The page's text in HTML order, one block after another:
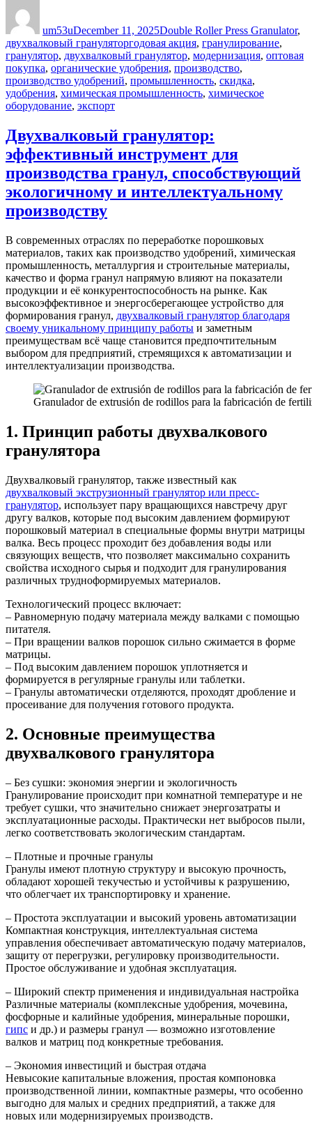
um53uDecember 11, 2025Double Roller Press Granulator,
двухвалковый грануляторTags
годовая акция, гранулирование,
гранулятор, двухвалковый гранулятор, модернизация, оптовая
покупка, органические удобрения, производство,
производство удобрений, промышленность, скидка,
удобрения, химическая промышленность, химическое
оборудование, экспорт
Двухвалковый гранулятор:
эффективный инструмент для
производства гранул, способствующий
экологичному и интеллектуальному
производству
В современных отраслях по переработке порошковых
материалов, таких как производство удобрений, химическая
промышленность, металлургия и строительные материалы,
качество и форма гранул напрямую влияют на показатели
продукции и её конкурентоспособность на рынке. Как
высокоэффективное и энергосберегающее устройство для
формирования гранул, двухвалковый гранулятор благодаря
своему уникальному принципу работы и заметным
преимуществам всё чаще становится предпочтительным
выбором для предприятий, стремящихся к автоматизации и
интеллектуализации производства.
Granulador de extrusión de rodillos para la fabricación de
1. Принцип работы двухвалкового
гранулятора
Двухвалковый гранулятор, также известный как
двухвалковый экструзионный гранулятор или пресс-
гранулятор, использует пару вращающихся навстречу друг
другу валков, которые под высоким давлением формируют
порошковый материал в специальные формы внутри матрицы
валка. Весь процесс проходит без добавления воды или
связующих веществ, что позволяет максимально сохранить
свойства исходного сырья и подходит для гранулирования
различных трудноформируемых материалов.
Технологический процесс включает:
– Равномерную подачу материала между валками с помощью
питателя.
– При вращении валков порошок сильно сжимается в форме
матрицы.
– Под высоким давлением порошок уплотняется и
формируется в регулярные гранулы или таблетки.
– Гранулы автоматически отделяются, проходят дробление и
просеивание для получения готового продукта.
2. Основные преимущества
двухвалкового гранулятора
– Без сушки: экономия энергии и экологичность
Гранулирование происходит при комнатной температуре и не
требует сушки, что значительно снижает энергозатраты и
эксплуатационные расходы. Практически нет выбросов пыли,
легко соответствовать экологическим стандартам.
– Плотные и прочные гранулы
Гранулы имеют плотную структуру и высокую прочность,
обладают хорошей текучестью и устойчивы к разрушению,
что облегчает их транспортировку и хранение.
– Простота эксплуатации и высокий уровень автоматизации
Компактная конструкция, интеллектуальная система
управления обеспечивает автоматическую подачу материалов,
защиту от перегрузки, регулировку производительности.
Простое обслуживание и удобная эксплуатация.
– Широкий спектр применения и индивидуальная настройка
Различные материалы (комплексные удобрения, мочевина,
фосфорные и калийные удобрения, минеральные порошки,
гипс и др.) и размеры гранул — возможно изготовление
валков и матриц под конкретные требования.
– Экономия инвестиций и быстрая отдача
Невысокие капитальные вложения, простая компоновка
производственной линии, компактные размеры, что особенно
выгодно для малых и средних предприятий, а также для
новых или модернизируемых производств.